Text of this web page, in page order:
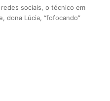
sociais, o técnico em
dona Lúcia, “fofocando”